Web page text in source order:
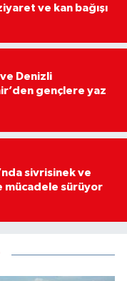
ve kan bağışı
ve Denizli
gençlere yaz
sivrisinek ve
mücadele sürüyor